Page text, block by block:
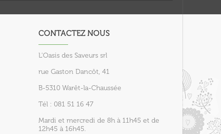
CONTACTEZ NOUS
L'Oasis des Saveurs srl
rue Gaston Dancôt, 41
B-5310 Warêt-la-Chaussée
Tél : 081 51 16 47
Mardi et mercredi de 8h à 11h45 et de
12h45 à 16h45.